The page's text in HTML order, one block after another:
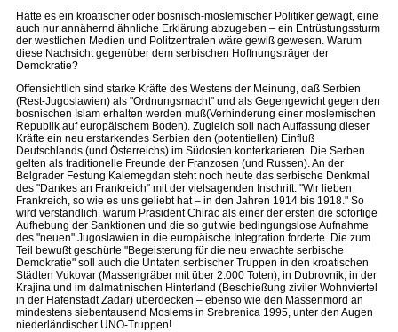
Hätte es ein kroatischer oder bosnisch-moslemischer Politiker gewagt, eine
auch nur annähernd ähnliche Erklärung abzugeben – ein Entrüstungssturm
der westlichen Medien und Politzentralen wäre gewiß gewesen. Warum
diese Nachsicht gegenüber dem serbischen Hoffnungsträger der
Demokratie?
Offensichtlich sind starke Kräfte des Westens der Meinung, daß Serbien
(Rest-Jugoslawien) als "Ordnungsmacht" und als Gegengewicht gegen den
bosnischen Islam erhalten werden muß(Verhinderung einer moslemischen
Republik auf europäischem Boden). Zugleich soll nach Auffassung dieser
Kräfte ein neu erstarkendes Serbien den (potentiellen) Einfluß
Deutschlands (und Österreichs) im Südosten konterkarieren. Die Serben
gelten als traditionelle Freunde der Franzosen (und Russen). An der
Belgrader Festung Kalemegdan steht noch heute das serbische Denkmal
des "Dankes an Frankreich" mit der vielsagenden Inschrift: "Wir lieben
Frankreich, so wie es uns geliebt hat – in den Jahren 1914 bis 1918." So
wird verständlich, warum Präsident Chirac als einer der ersten die sofortige
Aufhebung der Sanktionen und die so gut wie bedingungslose Aufnahme
des "neuen" Jugoslawien in die europäische Integration forderte. Die zum
Teil bewußt geschürte "Begeisterung für die neu erwachte serbische
Demokratie" soll auch die Untaten serbischer Truppen in den kroatischen
Städten Vukovar (Massengräber mit über 2.000 Toten), in Dubrovnik, in der
Krajina und im dalmatinischen Hinterland (Beschießung ziviler Wohnviertel
in der Hafenstadt Zadar) überdecken – ebenso wie den Massenmord an
mindestens siebentausend Moslems in Srebrenica 1995, unter den Augen
niederländischer UNO-Truppen!